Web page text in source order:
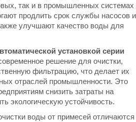
так и в промышленных системах
продлить срок службы насосов и
улучшают качество воды для
установкой серии
решение для очистки,
фильтрацию, что делает их
отраслей промышленности. Это
снизить затраты на
экологическую устойчивость.
воды от примесей отличаются